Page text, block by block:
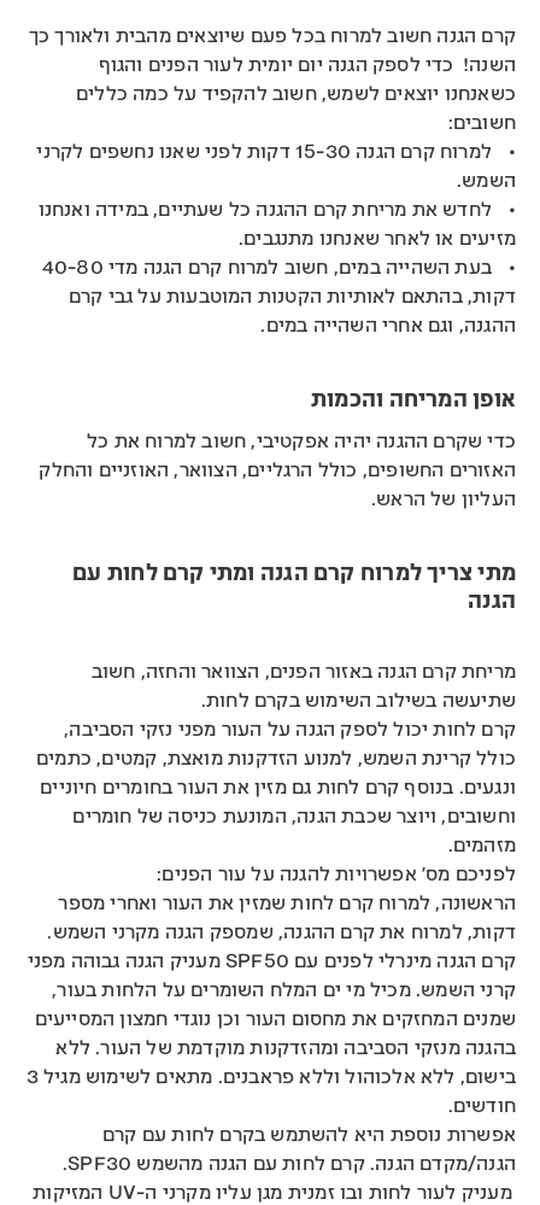
קרם הגנה חשוב למרוח בכל פעם שיוצאים מהבית ולאורך כך
השנה! כדי לספק הגנה יום יומית לעור הפנים והגוף
כשאנחנו יוצאים לשמש, חשוב להקפיד על כמה כללים
חשובים:
• למרוח קרם הגנה 15-30 דקות לפני שאנו נחשפים לקרני
השמש.
• לחדש את מריחת קרם ההגנה כל שעתיים, במידה ואנחנו
מזיעים או לאחר שאנחנו מתנגבים.
• בעת השהייה במים, חשוב למרוח קרם הגנה מדי 40-80
דקות, בהתאם לאותיות הקטנות המוטבעות על גבי קרם
ההגנה, וגם אחרי השהייה במים.
אופן המריחה והכמות
כדי שקרם ההגנה יהיה אפקטיבי, חשוב למרוח את כל
האזורים החשופים, כולל הרגליים, הצוואר, האוזניים והחלק
העליון של הראש.
מתי צריך למרוח קרם הגנה ומתי קרם לחות עם
הגנה
מריחת קרם הגנה באזור הפנים, הצוואר והחזה, חשוב
שתיעשה בשילוב השימוש בקרם לחות.
קרם לחות יכול לספק הגנה על העור מפני נזקי הסביבה,
כולל קרינת השמש, למנוע הזדקנות מואצת, קמטים, כתמים
ונגעים. בנוסף קרם לחות גם מזין את העור בחומרים חיוניים
וחשובים, ויוצר שכבת הגנה, המונעת כניסה של חומרים
מזהמים.
לפניכם מס' אפשרויות להגנה על עור הפנים:
הראשונה, למרוח קרם לחות שמזין את העור ואחרי מספר
דקות, למרוח את קרם ההגנה, שמספק הגנה מקרני השמש.
קרם הגנה מינרלי לפנים עם SPF50
מעניק הגנה גבוהה מפני
קרני השמש. מכיל מי ים המלח השומרים על הלחות בעור,
שמנים המחזקים את מחסום העור וכן נוגדי חמצון המסייעים
בהגנה מנזקי הסביבה ומהזדקנות מוקדמת של העור. ללא
בישום, ללא אלכוהול וללא פראבנים. מתאים לשימוש מגיל 3
חודשים.
אפשרות נוספת היא להשתמש בקרם לחות עם קרם
הגנה/מקדם הגנה
. קרם לחות עם הגנה מהשמש SPF30.
מעניק לעור לחות ובו זמנית מגן עליו מקרני ה-UV המזיקות